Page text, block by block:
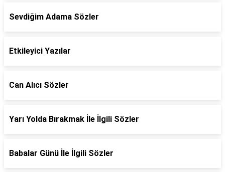
Sevdiğim Adama Sözler
Etkileyici Yazılar
Can Alıcı Sözler
Yarı Yolda Bırakmak İle İlgili Sözler
Babalar Günü İle İlgili Sözler